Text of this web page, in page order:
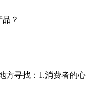
？
方寻找： 1.消费者的心